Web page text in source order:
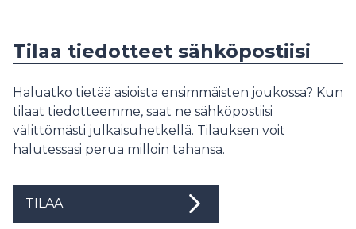
Tilaa tiedotteet sähköpostiisi
Haluatko tietää asioista ensimmäisten joukossa? Kun
tilaat tiedotteemme, saat ne sähköpostiisi
välittömästi julkaisuhetkellä. Tilauksen voit
halutessasi perua milloin tahansa.
TILAA